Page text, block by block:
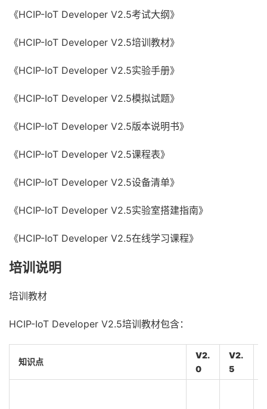
《HCIP-IoT Developer V2.5考试大纲》
《HCIP-IoT Developer V2.5培训教材》
《HCIP-IoT Developer V2.5实验手册》
《HCIP-IoT Developer V2.5模拟试题》
《HCIP-IoT Developer V2.5版本说明书》
《HCIP-IoT Developer V2.5课程表》
《HCIP-IoT Developer V2.5设备清单》
《HCIP-IoT Developer V2.5实验室搭建指南》
《HCIP-IoT Developer V2.5在线学习课程》
培训说明
培训教材
HCIP-IoT Developer V2.5培训教材包含：
知识点
V2.
0
V2.
5